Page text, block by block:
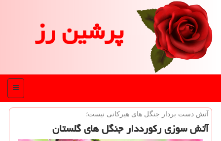
پرشین رز
منو
آتش دست بردار جنگل های هیركانی نیست؛
آتش سوزی ركورددار جنگل های گلستان